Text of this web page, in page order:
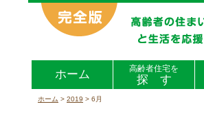
ホーム 高齢者住宅を
探 す
ホーム > 2019 > 6月